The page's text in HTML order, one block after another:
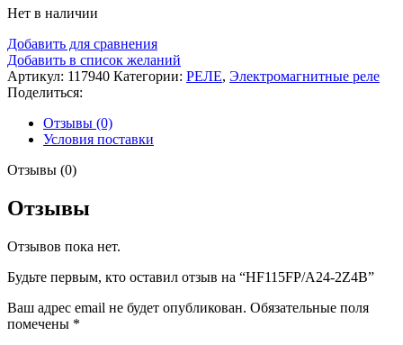
Нет в наличии
Добавить для сравнения
Добавить в список желаний
Артикул: 117940 Категории: РЕЛЕ, Электромагнитные реле
Поделиться:
Отзывы (0)
Условия поставки
Отзывы (0)
Отзывы
Отзывов пока нет.
Будьте первым, кто оставил отзыв на “HF115FP/A24-2Z4B”
Ваш адрес email не будет опубликован. Обязательные поля
помечены *